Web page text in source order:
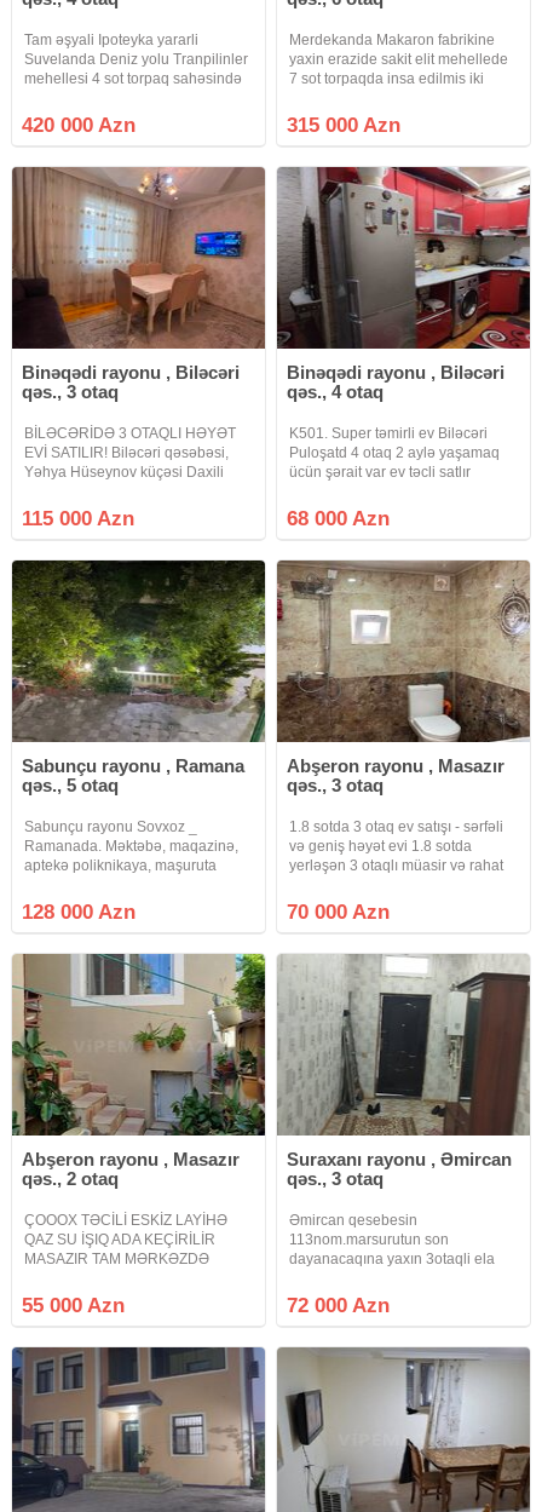
Tam əşyali Ipoteyka yararli
Suvelanda Deniz yolu Tranpilinler
mehellesi 4 sot torpaq sahəsində
sahəsi - 4 sot Evin sahəsi - 140 m²
3 Yataq otaqı ■ Geniş zal Mətbəx
420 000 Azn
Merdekanda Makaron fabrikine
yaxin erazide sakit elit mehellede
7 sot torpaqda insa edilmis iki
bostanli , her nov meyve aqaclari,
monolit sutunlar uzerinde iki dasla
315 000 Azn
Binəqədi rayonu , Biləcəri
qəs., 3 otaq
BİLƏCƏRİDƏ 3 OTAQLI HƏYƏT
EVİ SATILIR! Biləcəri qəsəbəsi,
Yəhya Hüseynov küçəsi Daxili
İstirahət Mərkəzinin yaxınlığı
Torpaq sahəsi: 1 sot Ev: 75 m²
115 000 Azn
Binəqədi rayonu , Biləcəri
qəs., 4 otaq
K501. Super təmirli ev Biləcəri
Puloşatd 4 otaq 2 aylə yaşamaq
ücün şərait var ev təcli satlır
vaxt baxmaq olar ciraq əmlak
kanalına abunə olun bütün
68 000 Azn
Sabunçu rayonu , Ramana
qəs., 5 otaq
Sabunçu rayonu Sovxoz _
Ramanada. Məktəbə, maqazinə,
aptekə poliknikaya, maşuruta
üzərində ümümi tikili sahəsi 200
kv /m olan 2 mərtəbəli, 5 otaq,
128 000 Azn
Abşeron rayonu , Masazır
qəs., 3 otaq
1.8 sotda 3 otaq ev satışı - sərfəli
və geniş həyət evi 1.8 sotda
yerləşən 3 otaqlı müasir və rahat
ideal planlanmış bu ev təmiri ilə
seçilir. Təcili satılıq ev olduğu üçün
70 000 Azn
Abşeron rayonu , Masazır
qəs., 2 otaq
ÇOOOX TƏCİLİ ESKİZ LAYİHƏ
QAZ SU İŞIQ ADA KEÇİRİLİR
MASAZIR TAM MƏRKƏZDƏ
Həyət evi satılır 2 otaqlı ev hamam
sanitar qovşağı mətbəx yerləşir
daimidir
55 000 Azn
Suraxanı rayonu , Əmircan
qəs., 3 otaq
Əmircan qesebesin
113nom.marsurutun son
dayanacaqına yaxın 3otaqli ela
konalizasiya bütün
kom.var.2mekteb bağça 24saat
yaxındı.113nom.avtobus evin
yaxınlığından 20deqiqeye metro
72 000 Azn